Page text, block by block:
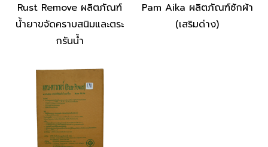
Rust Remove ผลิตภัณฑ์
น้ำยาขจัดคราบสนิมและตระ
กรันน้ำ
Pam Aika ผลิตภัณฑ์ซักผ้า
(เสริมด่าง)